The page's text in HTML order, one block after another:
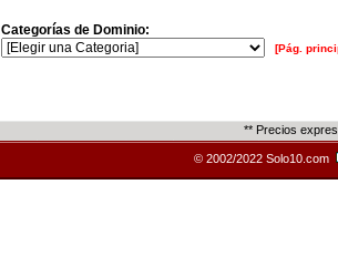
Categorías de Dominio:
[Pág.
** Precios
© 2002/2022 Solo10.com